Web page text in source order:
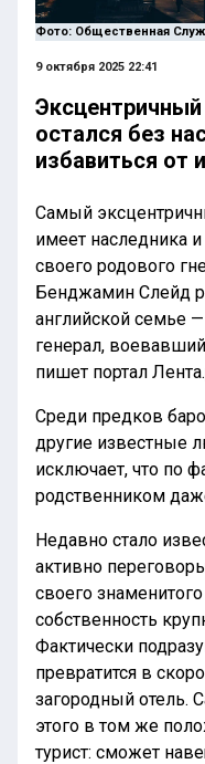
Фото: Общественная
9 октября 2025 22:41
остался без
избавиться от
Самый
имеет наследника
своего родового
Бенджамин Слейд
английской семье
генерал,
пишет портал
Среди предков
другие известные
исключает, что по
родственником
Недавно стало
активно
своего
собственность
Фактически
превратится в
загородный отель.
этого в том же
турист: сможет